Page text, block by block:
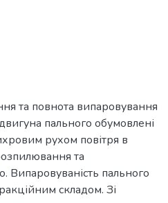
та повнота випаровування
пального обумовлені
рухом повітря в
та
Випаровуваність пального
складом. Зі